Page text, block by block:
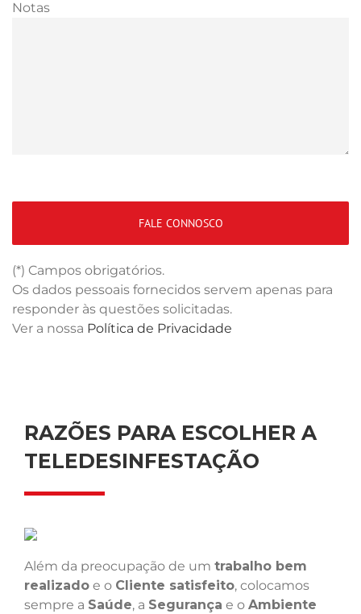
Notas
(*) Campos obrigatórios.
Os dados pessoais fornecidos servem apenas para
responder às questões solicitadas.
Ver a nossa Política de Privacidade
RAZÕES PARA ESCOLHER A
TELEDESINFESTAÇÃO
Além da preocupação de um trabalho bem
realizado e o Cliente satisfeito, colocamos
sempre a Saúde, a Segurança e o Ambiente